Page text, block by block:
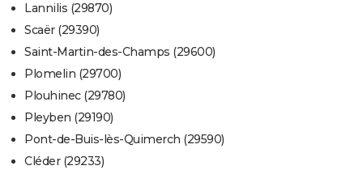
Lannilis (29870)
Scaër (29390)
Saint-Martin-des-Champs (29600)
Plomelin (29700)
Plouhinec (29780)
Pleyben (29190)
Pont-de-Buis-lès-Quimerch (29590)
Cléder (29233)